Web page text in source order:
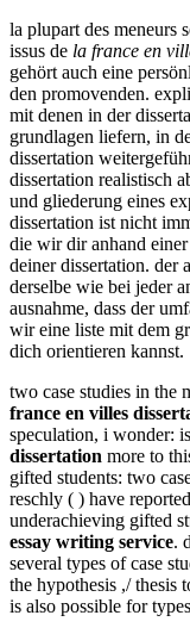
la plupart des meneurs
issus de la france en
gehört auch eine
den promovenden.
mit denen in der
grundlagen liefern, in
dissertation
dissertation realistisch
und gliederung eines
dissertation ist nicht
die wir dir anhand
deiner dissertation. der
derselbe wie bei jeder
ausnahme, dass der
wir eine liste mit dem
dich orientieren kannst.
two case studies in the
france en villes
speculation, i wonder:
dissertation more to
gifted students: two
reschly ( ) have
underachieving gifted
essay writing service.
several types of case
the hypothesis ,/ thesis
is also possible for